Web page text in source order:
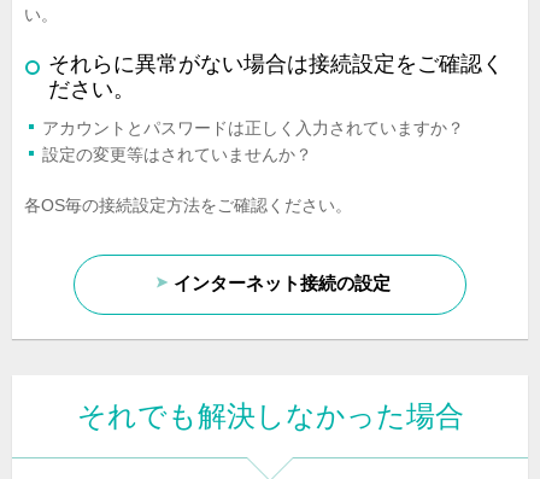
い。
それらに異常がない場合は接続設定をご確認く
ださい。
アカウントとパスワードは正しく入力されていますか？
設定の変更等はされていませんか？
各OS毎の接続設定方法をご確認ください。
インターネット接続の設定
それでも解決しなかった場合